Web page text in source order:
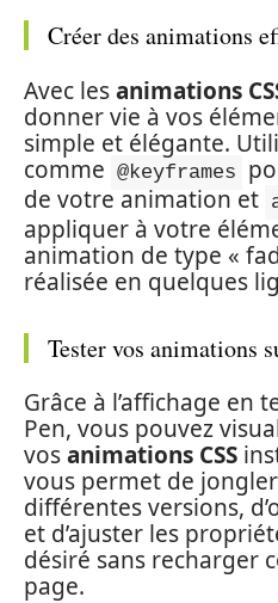
Créer des animations
Avec lesanimations
donner vie à vos
simple et élégante.
comme @keyframes
de votre animation et
appliquer à votre
animation de type «
réalisée en quelques
Tester vos animations
Grâce à l’affichage en
Pen, vous pouvez
vosanimations CSS
vous permet de
différentes versions,
et d’ajuster les
désiré sans recharger
page.